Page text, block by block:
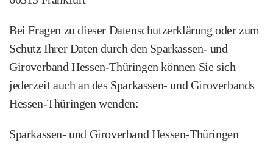
Bei Fragen zu dieser Datenschutzerklärung oder zum
Schutz Ihrer Daten durch den Sparkassen- und
Giroverband Hessen-Thüringen können Sie sich
jederzeit auch an des Sparkassen- und Giroverbands
Hessen‑Thüringen wenden:
Sparkassen‑ und Giroverband Hessen‑Thüringen